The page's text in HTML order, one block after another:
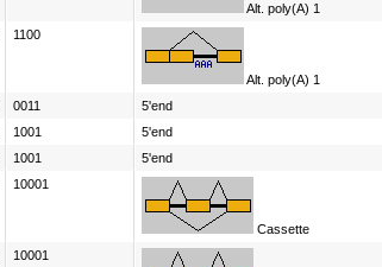
Alt. poly(A) 1
1100
Alt. poly(A) 1
0011 5'end
1001 5'end
1001 5'end
10001
Cassette
10001